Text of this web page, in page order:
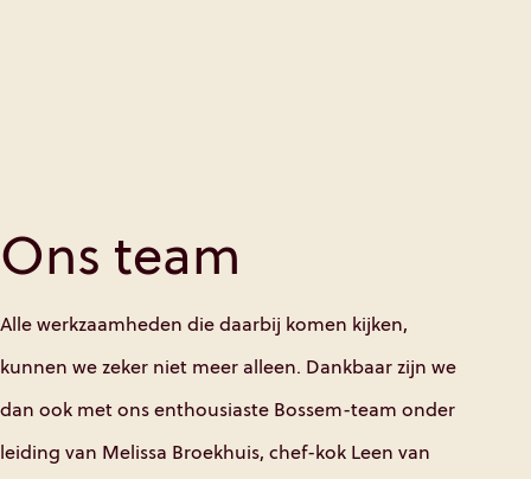
Ons team
Alle werkzaamheden die daarbij komen kijken,
kunnen we zeker niet meer alleen. Dankbaar zijn we
dan ook met ons enthousiaste Bossem-team onder
leiding van Melissa Broekhuis, chef-kok Leen van